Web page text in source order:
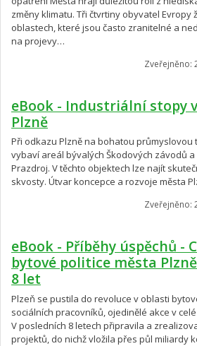
změny klimatu. Tři čtvrtiny obyvatel Evropy
oblastech, které jsou často zranitelné a
na projevy…
Zveřejněno:
eBook - Industriální stopy
Plzně
Při odkazu Plzně na bohatou průmyslovou
vybaví areál bývalých Škodových závodů
Prazdroj. V těchto objektech lze najít
skvosty. Útvar koncepce a rozvoje města
Zveřejněno:
eBook - Příběhy úspěchů -
bytové politice města
8 let
Plzeň se pustila do revoluce v oblasti
sociálních pracovníků, ojedinělé akce v
V posledních 8 letech připravila a
projektů, do nichž vložila přes půl miliardy